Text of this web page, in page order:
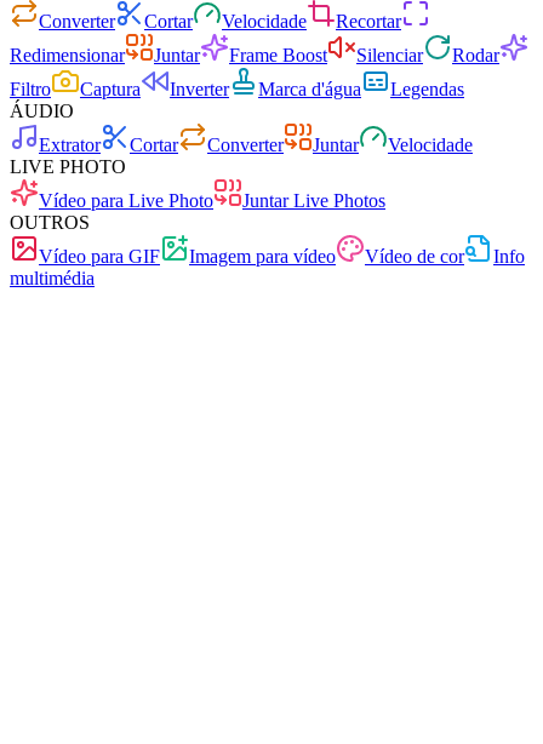
Converter
Cortar Velocidade
Recortar
Redimensionar
Juntar Frame Boost Silenciar
Rodar
Filtro
Captura Inverter Marca d'água
Legendas
ÁUDIO
Extrator
Cortar Converter Juntar
Velocidade
LIVE PHOTO
Vídeo para Live Photo
Juntar Live Photos
OUTROS
Vídeo para GIF
Imagem para vídeo Vídeo de cor
Info
multimédia